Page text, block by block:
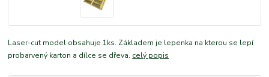
Laser-cut model obsahuje 1ks. Základem je lepenka na kterou se lepí
probarvený karton a dílce se dřeva. celý popis